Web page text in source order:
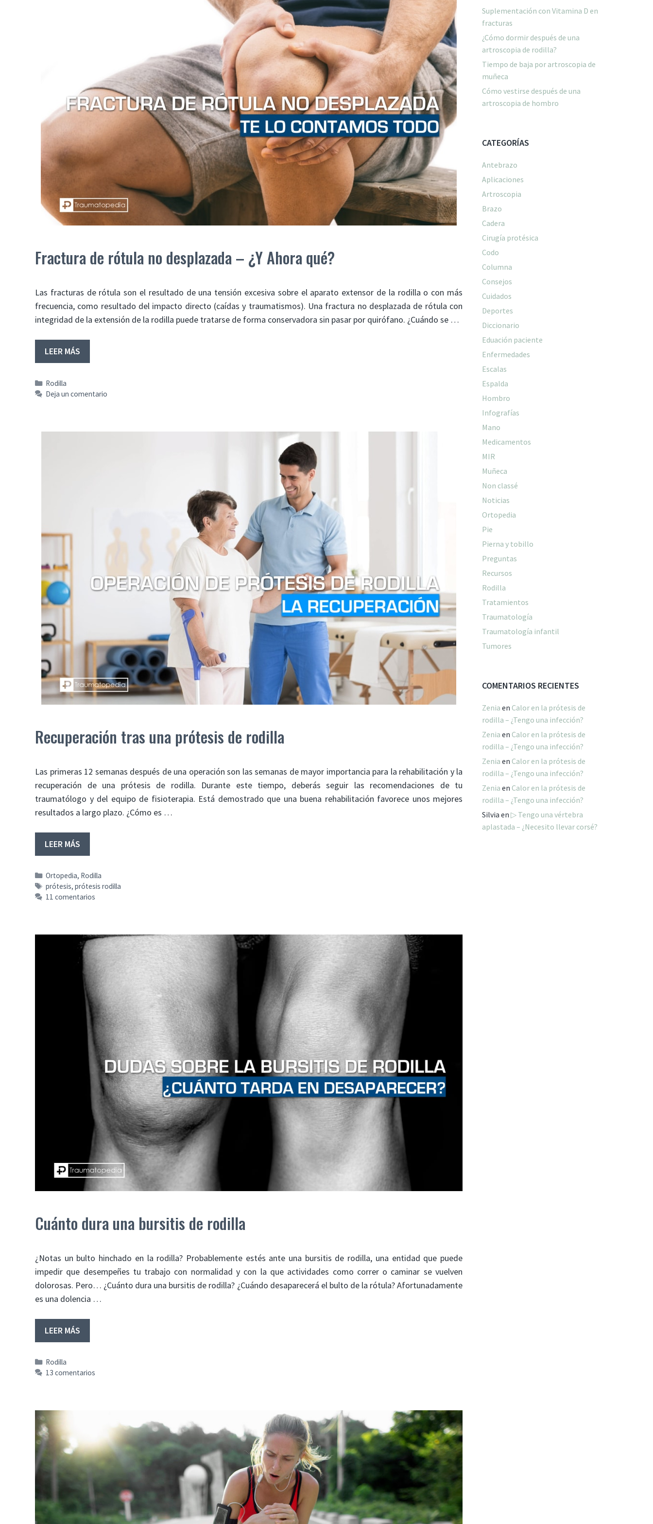
Fractura de rótula no desplazada – ¿Y Ahora qué?
Las fracturas de rótula son el resultado de una tensión excesiva sobre el aparato extensor de la rodilla o con más
frecuencia, como resultado del impacto directo (caídas y traumatismos). Una fractura no desplazada de rótula con
integridad de la extensión de la rodilla puede tratarse de forma conservadora sin pasar por quirófano. ¿Cuándo se …
LEER MÁS
Categorías
Rodilla
Deja un comentario
Recuperación tras una prótesis de rodilla
Las primeras 12 semanas después de una operación son las semanas de mayor importancia para la rehabilitación y la
recuperación de una prótesis de rodilla. Durante este tiempo, deberás seguir las recomendaciones de tu
traumatólogo y del equipo de fisioterapia. Está demostrado que una buena rehabilitación favorece unos mejores
resultados a largo plazo. ¿Cómo es …
LEER MÁS
Categorías
Ortopedia, Rodilla
Etiquetas
prótesis,prótesis rodilla
11 comentarios
Cuánto dura una bursitis de rodilla
¿Notas un bulto hinchado en la rodilla? Probablemente estés ante una bursitis de rodilla, una entidad que puede
impedir que desempeñes tu trabajo con normalidad y con la que actividades como correr o caminar se vuelven
dolorosas. Pero… ¿Cuánto dura una bursitis de rodilla? ¿Cuándo desaparecerá el bulto de la rótula? Afortunadamente
es una dolencia …
LEER MÁS
Categorías
Rodilla
13 comentarios
Suplementación con Vitamina D en
fracturas
¿Cómo dormir después de una
artroscopia de rodilla?
Tiempo de baja por artroscopia de
muñeca
Cómo vestirse después de una
artroscopia de hombro
CATEGORÍAS
Antebrazo
Aplicaciones
Artroscopia
Brazo
Cadera
Cirugía protésica
Codo
Columna
Consejos
Cuidados
Deportes
Diccionario
Eduación paciente
Enfermedades
Escalas
Espalda
Hombro
Infografías
Mano
Medicamentos
MIR
Muñeca
Non classé
Noticias
Ortopedia
Pie
Pierna y tobillo
Preguntas
Recursos
Rodilla
Tratamientos
Traumatología
Traumatología infantil
Tumores
COMENTARIOS RECIENTES
Zenia en Calor en la prótesis de
rodilla – ¿Tengo una infección?
Zenia en Calor en la prótesis de
rodilla – ¿Tengo una infección?
Zenia en Calor en la prótesis de
rodilla – ¿Tengo una infección?
Zenia en Calor en la prótesis de
rodilla – ¿Tengo una infección?
Silvia en ▷ Tengo una vértebra
aplastada – ¿Necesito llevar corsé?